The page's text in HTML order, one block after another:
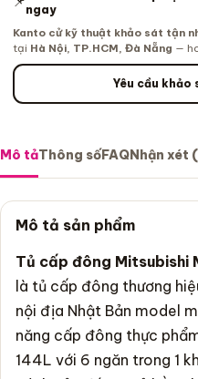
ngay
Kanto cử kỹ thuật khảo sát tận
tại Hà Nội, TP.HCM, Đà Nẵng —
Yêu cầu khảo
Mô tảThông sốFAQNhận xét
Mô tả sản phẩm
Tủ cấp đông Mitsubishi
là tủ cấp đông thương
nội địa Nhật Bản model
năng cấp đông thực
144L với 6 ngăn trong 1